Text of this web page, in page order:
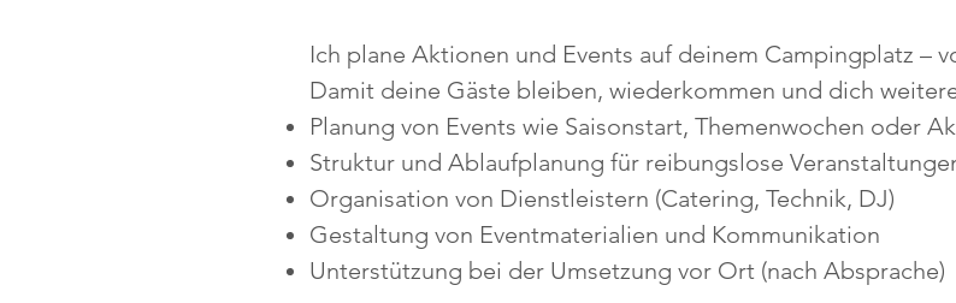
Ich plane Aktionen und Events auf deinem Campingplatz –
Damit deine Gäste bleiben, wiederkommen und dich
Planung von Events wie Saisonstart, Themenwochen oder
Struktur und Ablaufplanung für reibungslose
Organisation von Dienstleistern (Catering, Technik, DJ)
Gestaltung von Eventmaterialien und Kommunikation
Unterstützung bei der Umsetzung vor Ort (nach Absprache)